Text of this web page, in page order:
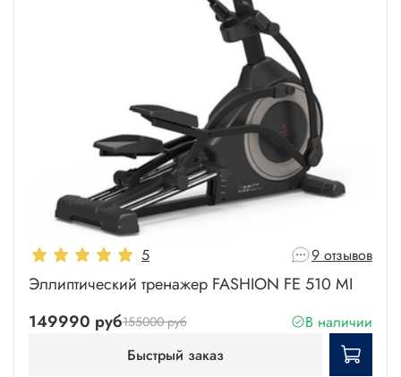
5 9 отзывов
Эллиптический тренажер FASHION FE 510 MI
149990 руб155000 руб
В наличии
Быстрый заказ